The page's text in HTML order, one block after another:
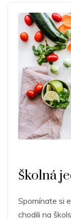
Školná
Spomínate si
chodili na